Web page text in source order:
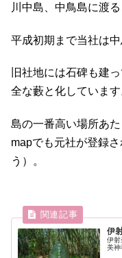
川中島、中鳥島に渡
平成初期まで当社は
旧社地には石碑も建
全な藪と化しています
島の一番高い場所あ
mapでも元社が登録
う）。
伊
伊射
美神